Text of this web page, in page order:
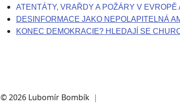
ATENTÁTY, VRAŘDY A POŽÁRY V EVROPĚ
DESINFORMACE JAKO NEPOLAPITELNÁ
KONEC DEMOKRACIE? HLEDAJÍ SE
© 2026 Lubomír Bombík